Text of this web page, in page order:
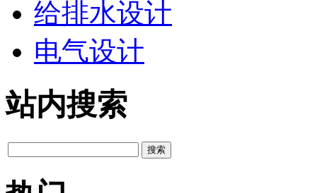
给排水设计
电气设计
站内搜索